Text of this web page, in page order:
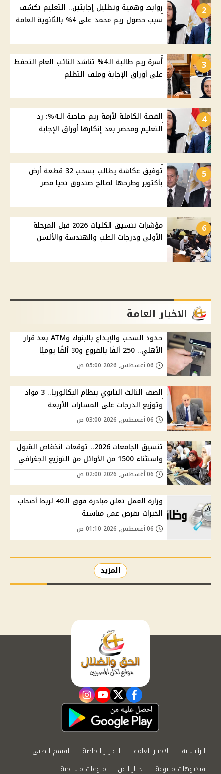
2
روابط وهمية وتظليل إجابتين.. التعليم تكشف
سبب حصول ريم محمد على 4% بالثانوية العامة
3
أسرة ريم طالبة الـ4% تناشد النائب العام التحفظ
على أوراق الإجابة وملف التظلم
4
القصة الكاملة لأزمة ريم صاحبة الـ4%: رد
التعليم ومحضر بعد إنكارها أوراق الإجابة
5
توفيق عكاشة يطالب بسحب 32 قطعة أرض
بأكتوبر وطرحها لصالح صندوق تحيا مصر
6
مؤشرات تنسيق الكليات 2026 قبل المرحلة
الأولى ودرجات الطب والهندسة والألسن
الاخبار العامة
حدود السحب والإيداع بالبنوك وATM بعد قرار
الأهلي.. 250 ألفًا بالفروع و30 ألفًا يوميًا
الصف الثالث الثانوي بنظام البكالوريا.. 3 مواد
وتوزيع الدرجات على المسارات الأربعة
تنسيق الجامعات 2026.. توقعات انخفاض القبول
واستثناء 1500 من الأوائل من التوزيع الجغرافي
وزارة العمل تعلن مبادرة فوق الـ40 لربط أصحاب
الخبرات بفرص عمل مناسبة
المزيد
facebook
twitter
youtube
instagram
الرئيسية الاخبار العامة التقارير الخاصة
القسم الطبي
فيديوهات متنوعة
اخبار الفن منوعات مسيحية